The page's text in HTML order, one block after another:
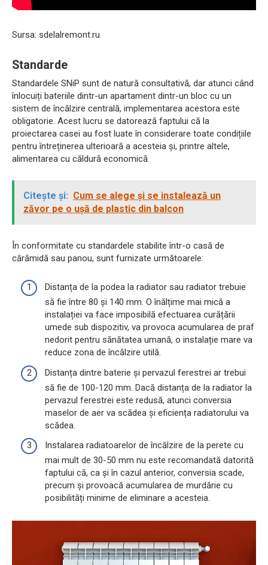
Sursa: sdelalremont.ru
Standarde
Standardele SNiP sunt de natură consultativă, dar atunci când
înlocuiți bateriile dintr-un apartament dintr-un bloc cu un
sistem de încălzire centrală, implementarea acestora este
obligatorie. Acest lucru se datorează faptului că la
proiectarea casei au fost luate în considerare toate condițiile
pentru întreținerea ulterioară a acesteia și, printre altele,
alimentarea cu căldură economică.
Citește și: Cum se alege și se instalează un
zăvor pe o ușă de plastic din balcon
În conformitate cu standardele stabilite într-o casă de
cărămidă sau panou, sunt furnizate următoarele:
Distanța de la podea la radiator sau radiator trebuie
să fie între 80 și 140 mm. O înălțime mai mică a
instalației va face imposibilă efectuarea curățării
umede sub dispozitiv, va provoca acumularea de praf
nedorit pentru sănătatea umană, o instalație mare va
reduce zona de încălzire utilă.
Distanța dintre baterie și pervazul ferestrei ar trebui
să fie de 100-120 mm. Dacă distanța de la radiator la
pervazul ferestrei este redusă, atunci conversia
maselor de aer va scădea și eficiența radiatorului va
scădea.
Instalarea radiatoarelor de încălzire de la perete cu
mai mult de 30-50 mm nu este recomandată datorită
faptului că, ca și în cazul anterior, conversia scade,
precum și provoacă acumularea de murdărie cu
posibilități minime de eliminare a acesteia.